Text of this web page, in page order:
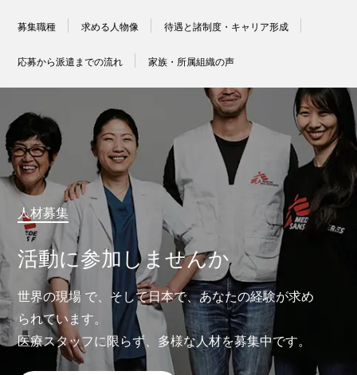
募集職種 求める人物像 待遇と諸制度・キャリア形成
応募から派遣までの流れ 家族・所属組織の声
人材募集
活動に参加しませんか
世界の現場 で、そして日本で、あなたの経験が求め
られています。
医療スタッフに限らず、多様な人材を募集中です。